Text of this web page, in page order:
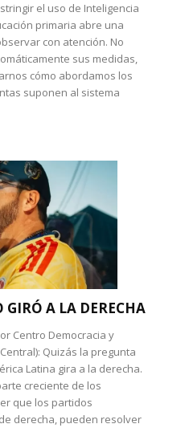
el uso de Inteligencia
primaria abre una
con atención. No
sus medidas,
cómo abordamos los
suponen al sistema
A LA DERECHA
Centro Democracia y
Quizás la pregunta
Latina gira a la derecha.
creciente de los
que los partidos
derecha, pueden resolver